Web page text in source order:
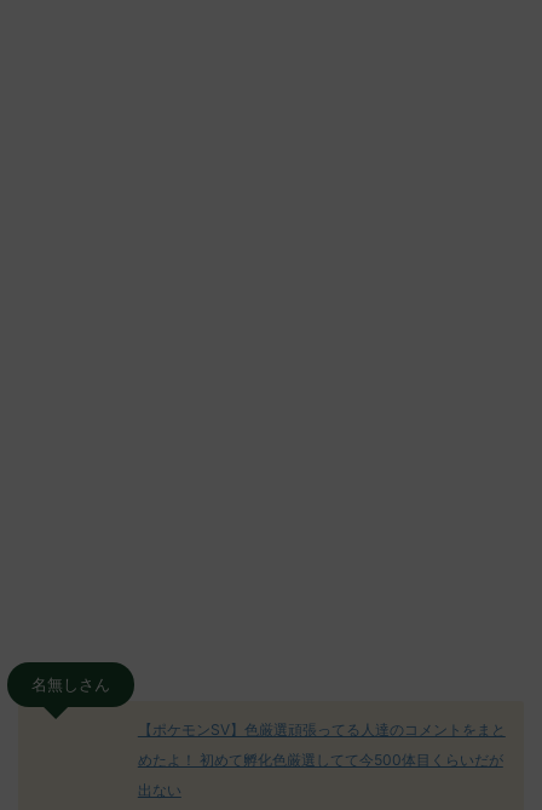
名無しさん
【ポケモンSV】色厳選頑張ってる人達のコメントをまと
めたよ！ 初めて孵化色厳選してて今500体目くらいだが
出ない